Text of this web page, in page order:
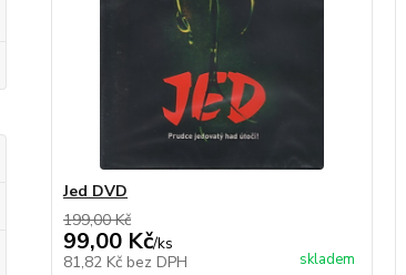
Jed DVD
199,00 Kč
99,00 Kč/ks
81,82 Kč bez DPH skladem